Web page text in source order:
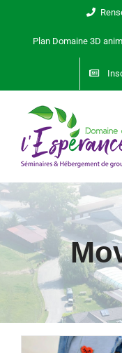
Plan Domaine 3D